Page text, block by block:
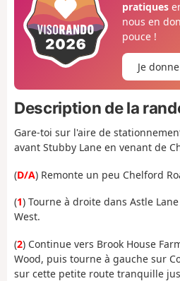
pratiques
nous en
pouce !
Je
Description de la
Gare-toi sur l'aire de
avant Stubby Lane en venant de
(D/A) Remonte un peu Chelford
(1) Tourne à droite dans Astle
West.
(2) Continue vers Brook House
Wood, puis tourne à gauche sur
sur cette petite route tranquille